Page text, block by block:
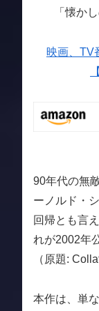
「懐か
映画、TV
90年代の無
ーノルド・
回帰とも言
れが2002年
（原題:
本作は、単